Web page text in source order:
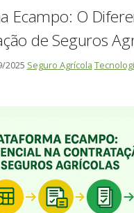
Ecampo: O
de Seguros
2025 Seguro Agrícola